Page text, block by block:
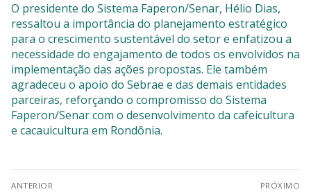
O presidente do Sistema Faperon/Senar, Hélio Dias,
ressaltou a importância do planejamento estratégico
para o crescimento sustentável do setor e enfatizou a
necessidade do engajamento de todos os envolvidos na
implementação das ações propostas. Ele também
agradeceu o apoio do Sebrae e das demais entidades
parceiras, reforçando o compromisso do Sistema
Faperon/Senar com o desenvolvimento da cafeicultura
e cacauicultura em Rondônia.
ANTERIOR PRÓXIMO